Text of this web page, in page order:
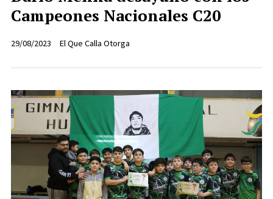
Campeones Nacionales C20
El Que Calla Otorga
29/08/2023